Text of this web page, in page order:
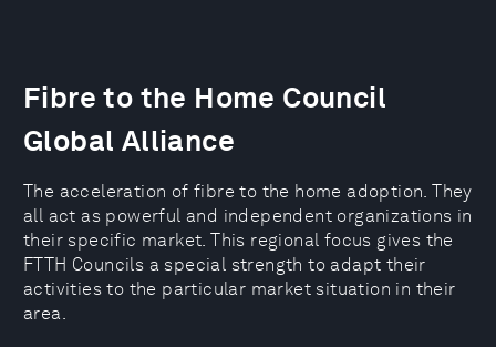
Fibre to the Home Council
Global Alliance
The acceleration of fibre to the home adoption. They
all act as powerful and independent organizations in
their specific market. This regional focus gives the
FTTH Councils a special strength to adapt their
activities to the particular market situation in their
area.